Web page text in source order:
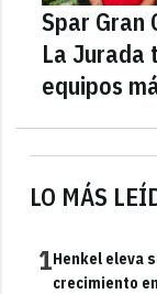
LO MÁS
1Henkel eleva
crecimiento
Spar Gran
La Jurada
equipos